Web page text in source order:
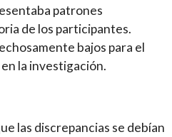
patrones
de los participantes.
bajos para el
la investigación.
las discrepancias se debían